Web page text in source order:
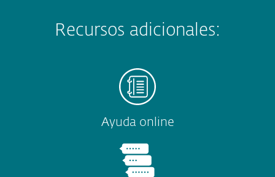
Recursos adicionales:
Ayuda online